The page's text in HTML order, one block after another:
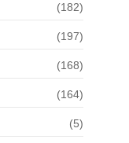
(182)
(197)
(168)
(164)
(5)